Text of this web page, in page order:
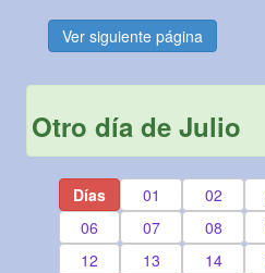
Ver siguiente página
Otro día de Julio
Días 01 02
06
07 08
12
13 14